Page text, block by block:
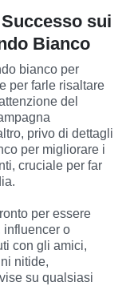
sui
Bianco
bianco per
per farle risaltare
del
privo di dettagli
per migliorare i
cruciale per far
per essere
influencer o
con gli amici,
nitide,
su qualsiasi